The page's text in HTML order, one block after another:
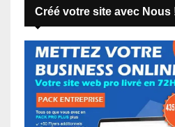
Créé votre site avec Nous